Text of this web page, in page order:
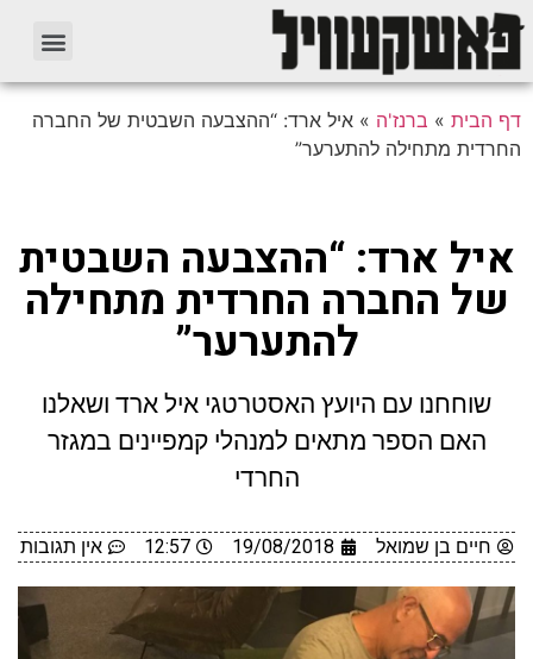
דף הבית » ברנז'ה » איל ארד: “ההצבעה השבטית של החברה
החרדית מתחילה להתערער”
איל ארד: “ההצבעה השבטית
של החברה החרדית מתחילה
להתערער”
שוחחנו עם היועץ האסטרטגי איל ארד ושאלנו
האם הספר מתאים למנהלי קמפיינים במגזר
החרדי
חיים בן שמואל 19/08/2018
12:57 אין תגובות